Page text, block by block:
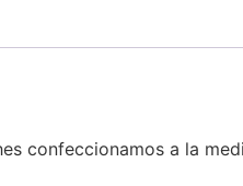
confeccionamos a la